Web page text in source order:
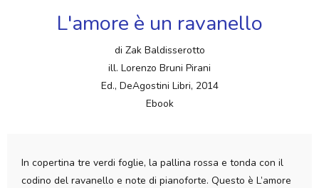
L'amore è un ravanello
di Zak Baldisserotto
ill. Lorenzo Bruni Pirani
Ed., DeAgostini Libri, 2014
Ebook
In copertina tre verdi foglie, la pallina rossa e tonda con il
codino del ravanello e note di pianoforte. Questo è L’amore